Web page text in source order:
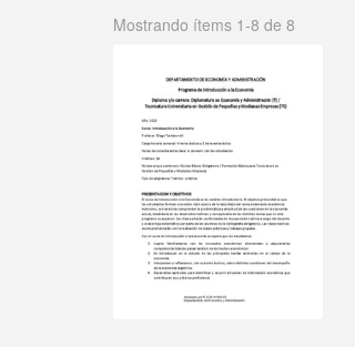
Mostrando ítems 1-8 de 8